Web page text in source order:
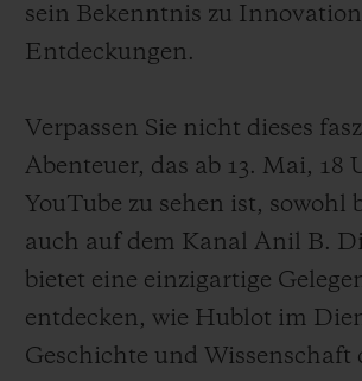
sein Bekenntnis zu
Entdeckungen.
Verpassen Sie nicht dieses
Abenteuer, das ab 13. Mai, 18
YouTube zu sehen ist, sowohl
auch auf dem Kanal Anil B.
bietet eine einzigartige
entdecken, wie Hublot im
Geschichte und Wissenschaft